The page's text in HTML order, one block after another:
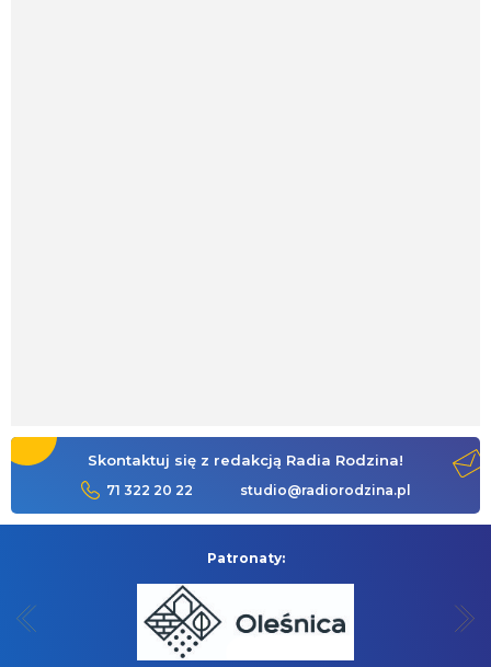
Skontaktuj się z redakcją Radia Rodzina!
71 322 20 22 studio@radiorodzina.pl
Patronaty: